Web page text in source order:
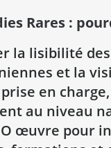
Rares :
la lisibilité
et la
en
au niveau
œuvre pour